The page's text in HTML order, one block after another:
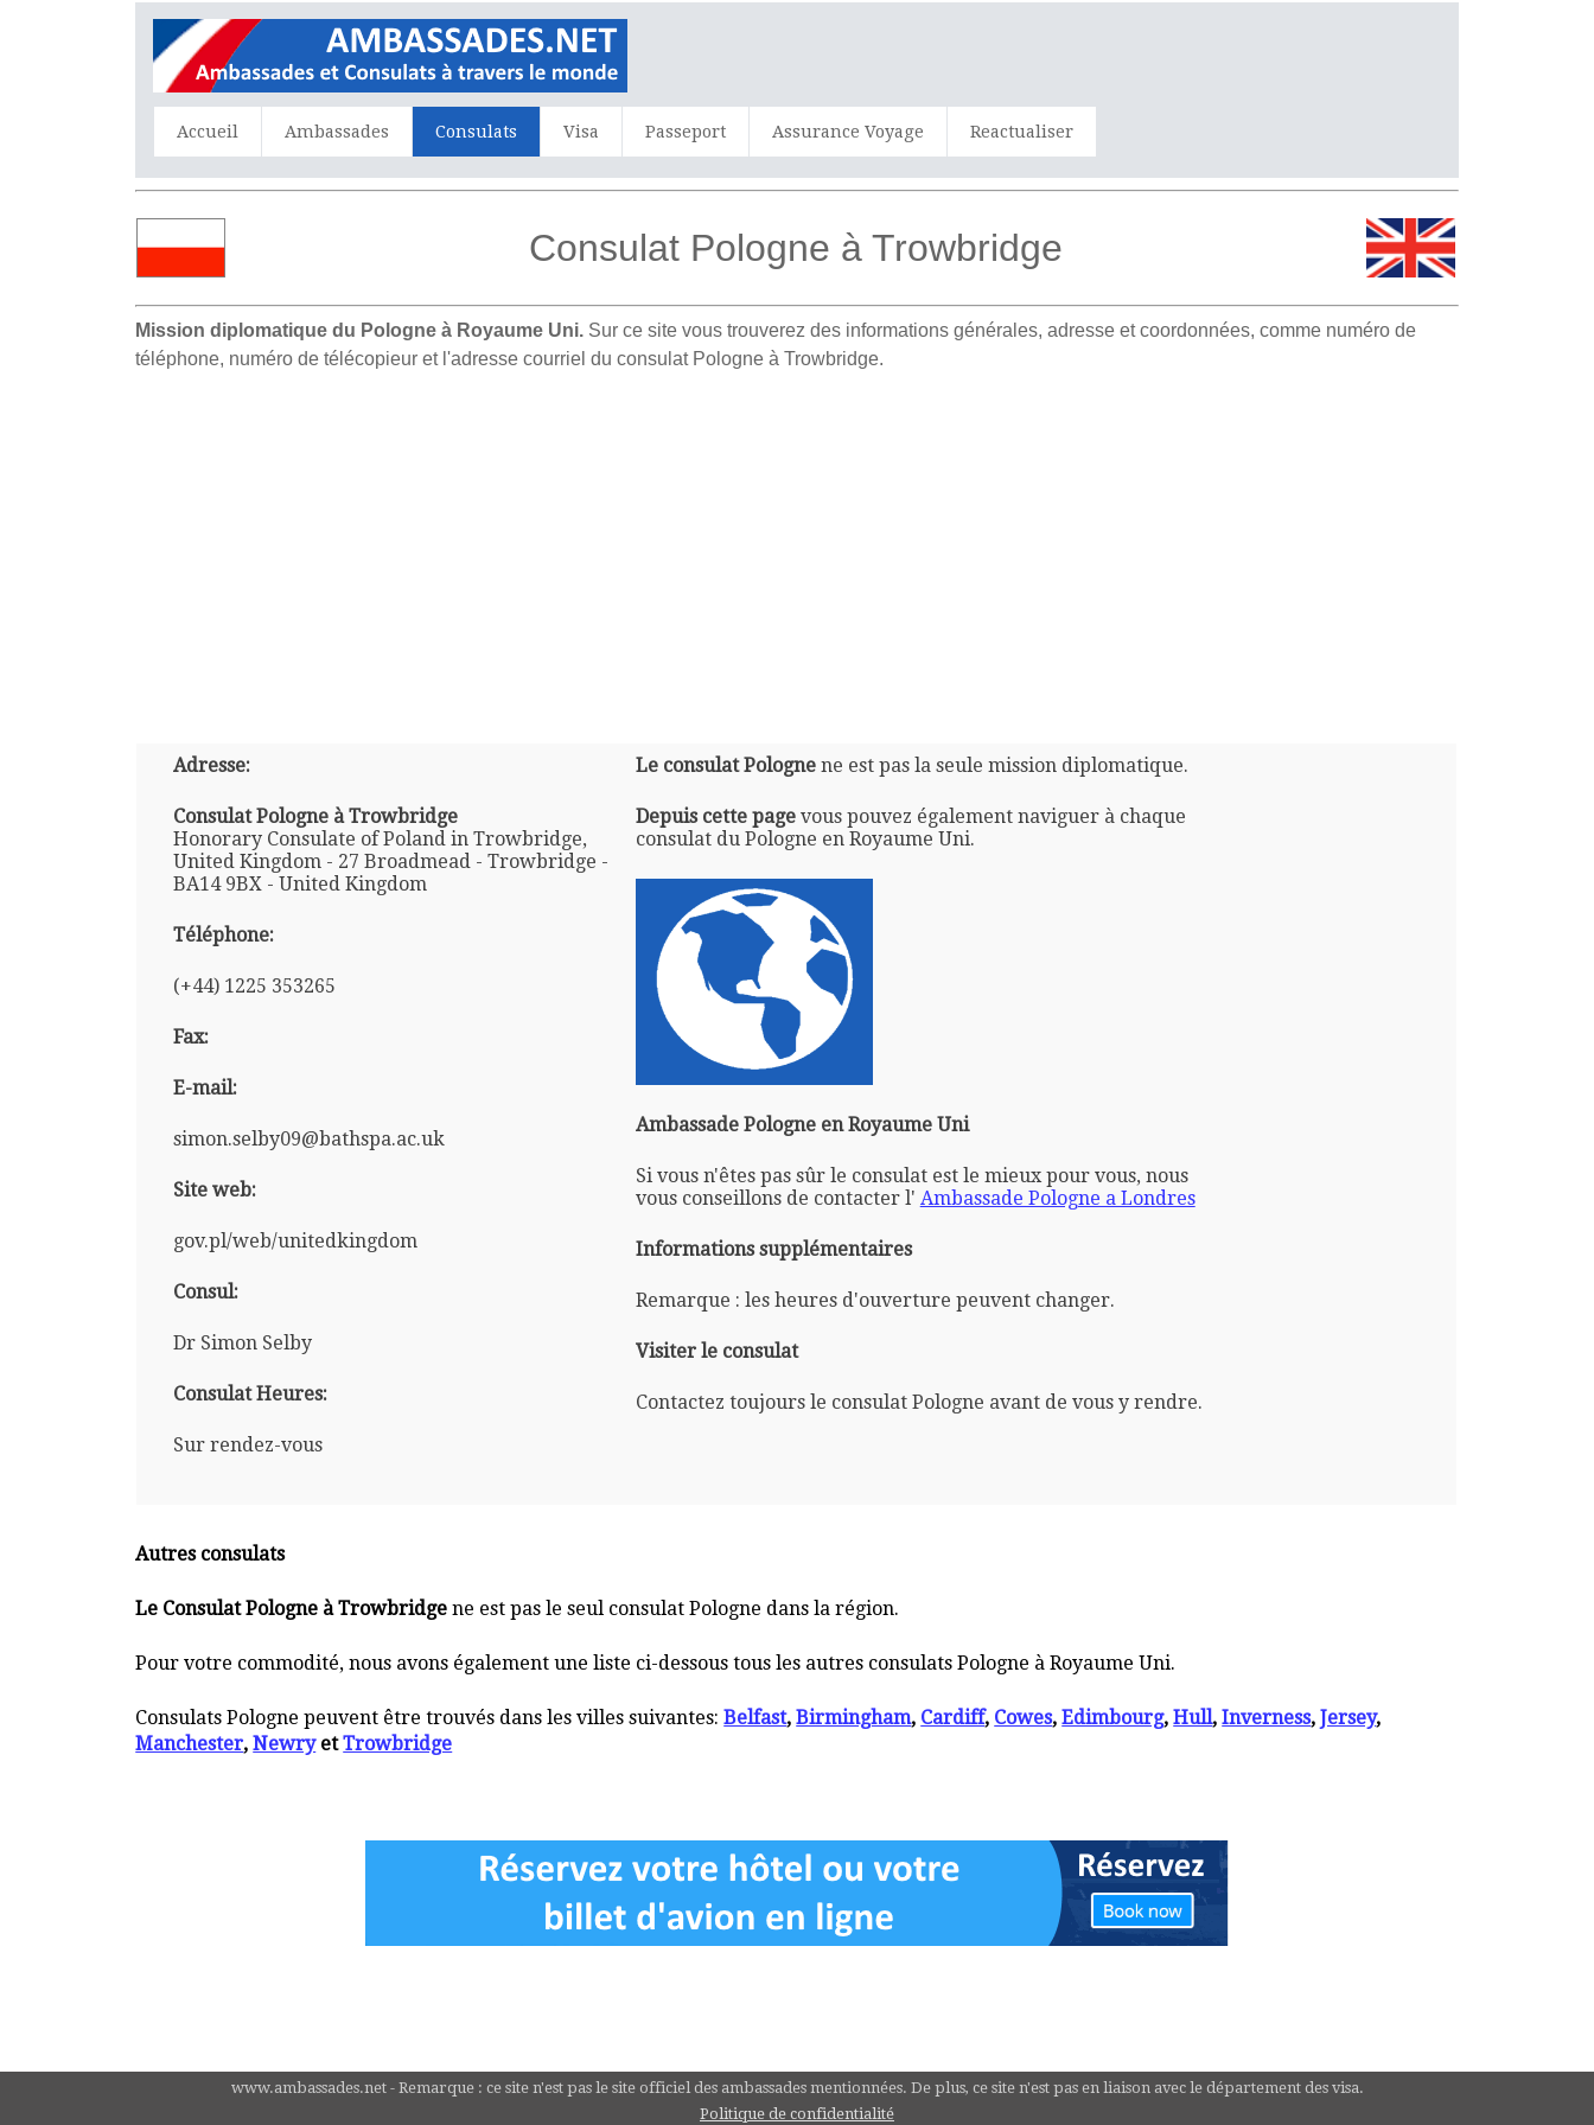
Accueil Ambassades Consulats Visa Passeport Assurance Voyage Reactualiser
Consulat Pologne à Trowbridge
Mission diplomatique du Pologne à Royaume Uni. Sur ce site vous trouverez des informations générales, adresse et coordonnées, comme numéro de
téléphone, numéro de télécopieur et l'adresse courriel du consulat Pologne à Trowbridge.
Adresse:
Consulat Pologne à Trowbridge
Honorary Consulate of Poland in Trowbridge,
United Kingdom - 27 Broadmead - Trowbridge -
BA14 9BX - United Kingdom
Téléphone:
(+44) 1225 353265
Fax:
E-mail:
simon.selby09@bathspa.ac.uk
Site web:
gov.pl/web/unitedkingdom
Consul:
Dr Simon Selby
Consulat Heures:
Sur rendez-vous
Le consulat Polognene est pas la seule mission diplomatique.
Depuis cette pagevous pouvez également naviguer à chaque
consulat du Pologne en Royaume Uni.
Ambassade Pologne en Royaume Uni
Si vous n'êtes pas sûr le consulat est le mieux pour vous, nous
vous conseillons de contacter l' Ambassade Pologne a Londres
Informations supplémentaires
Remarque : les heures d'ouverture peuvent changer.
Visiter le consulat
Contactez toujours le consulat Pologne avant de vous y rendre.
Autres consulats
Le Consulat Pologne à Trowbridge ne est pas le seul consulat Pologne dans la région.
Pour votre commodité, nous avons également une liste ci-dessous tous les autres consulats Pologne à Royaume Uni.
Consulats Pologne peuvent être trouvés dans les villes suivantes:Belfast,Birmingham, Cardiff, Cowes,Edimbourg,Hull,Inverness,Jersey,
Manchester,NewryetTrowbridge
www.ambassades.net - Remarque : ce site n'est pas le site officiel des ambassades mentionnées. De plus, ce site n'est pas en liaison avec le département des visa.
Politique de confidentialité